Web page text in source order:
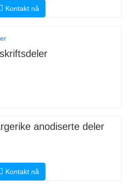
Kontakt nå
anodiserte deler
Kontakt nå